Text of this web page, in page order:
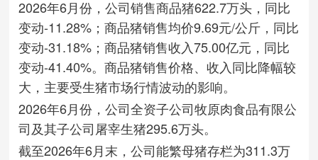
2026年6月份，公司销售商品猪622.7万头，同比
变动-11.28%；商品猪销售均价9.69元/公斤，同比
变动-31.18%；商品猪销售收入75.00亿元，同比
变动-41.40%。商品猪销售价格、收入同比降幅较
大，主要受生猪市场行情波动的影响。
2026年6月份，公司全资子公司牧原肉食品有限公
司及其子公司屠宰生猪295.6万头。
截至2026年6月末，公司能繁母猪存栏为311.3万